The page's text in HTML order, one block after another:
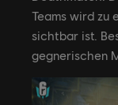
Teams wird zu
sichtbar ist.
gegnerischen